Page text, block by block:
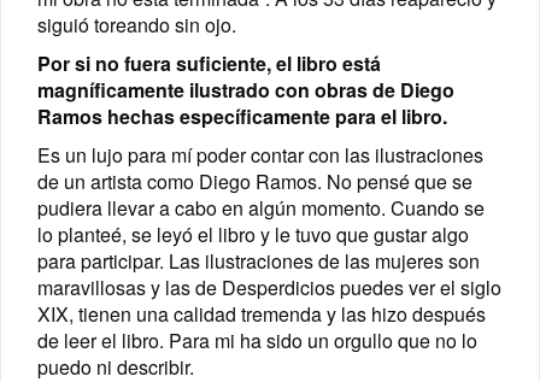
siguió toreando sin ojo.
Por si no fuera suficiente, el libro está
magníficamente ilustrado con obras de Diego
Ramos hechas específicamente para el libro.
Es un lujo para mí poder contar con las ilustraciones
de un artista como Diego Ramos. No pensé que se
pudiera llevar a cabo en algún momento. Cuando se
lo planteé, se leyó el libro y le tuvo que gustar algo
para participar. Las ilustraciones de las mujeres son
maravillosas y las de Desperdicios puedes ver el siglo
XIX, tienen una calidad tremenda y las hizo después
de leer el libro. Para mi ha sido un orgullo que no lo
puedo ni describir.